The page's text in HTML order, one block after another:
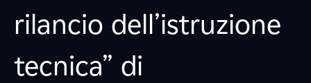
rilancio dell’istruzione
tecnica” di